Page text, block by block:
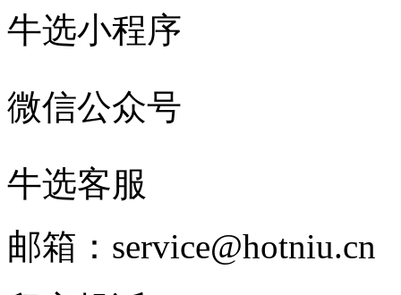
牛选小程序
微信公众号
牛选客服
邮箱：service@hotniu.cn